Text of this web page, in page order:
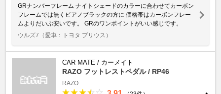
GRナンバーフレーム ナイトシェードのカラーに合わせてカーボン
フレームでは無くピアノブラックの方に 価格帯はカーボンフレー
ムよりだいぶ安いです。 GRのワンポイントがいい感じです。
ウルズ7 （愛車：トヨタ プリウス）
CAR MATE / カーメイト
RAZO フットレストペダル / RP46
RAZO